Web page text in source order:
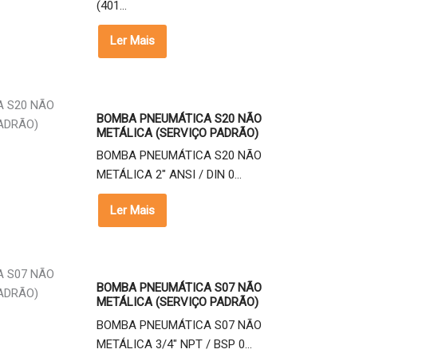
(401...
Ler Mais
BOMBA PNEUMÁTICA S20 NÃO
METÁLICA (SERVIÇO PADRÃO)
BOMBA PNEUMÁTICA S20 NÃO
METÁLICA 2" ANSI / DIN 0...
Ler Mais
BOMBA PNEUMÁTICA S07 NÃO
METÁLICA (SERVIÇO PADRÃO)
BOMBA PNEUMÁTICA S07 NÃO
METÁLICA 3/4" NPT / BSP 0...